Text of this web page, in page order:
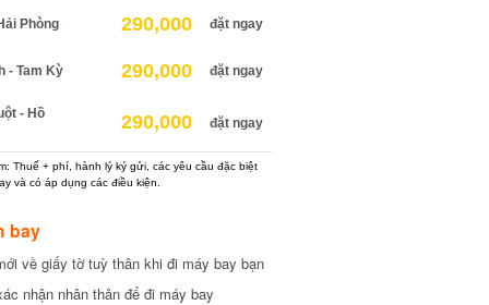
Phòng 290,000 đặt ngay
- Tam Kỳ 290,000 đặt ngay
- Hồ
290,000 đặt ngay
Thuế + phí, hành lý ký gửi, các yêu cầu đặc biệt
và có áp dụng các điều kiện.
bay
về giấy tờ tuỳ thân khi đi máy bay bạn
nhận nhân thân để đi máy bay